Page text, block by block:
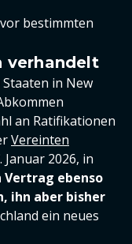
bestimmten
verhandelt
in New
an Ratifikationen
Vereinten
2026, in
Vertrag ebenso
ihn aber bisher
ein neues